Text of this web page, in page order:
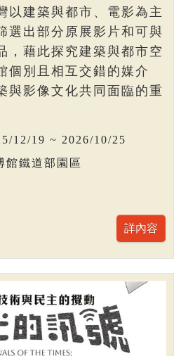
以建築與都市、電影為主
選出部分原展影片和可與
，藉此探究建築與都市空
個別且相互交錯的媒介
與影像文化共同面臨的重
12/19 ~ 2026/10/25
館鐵道部園區